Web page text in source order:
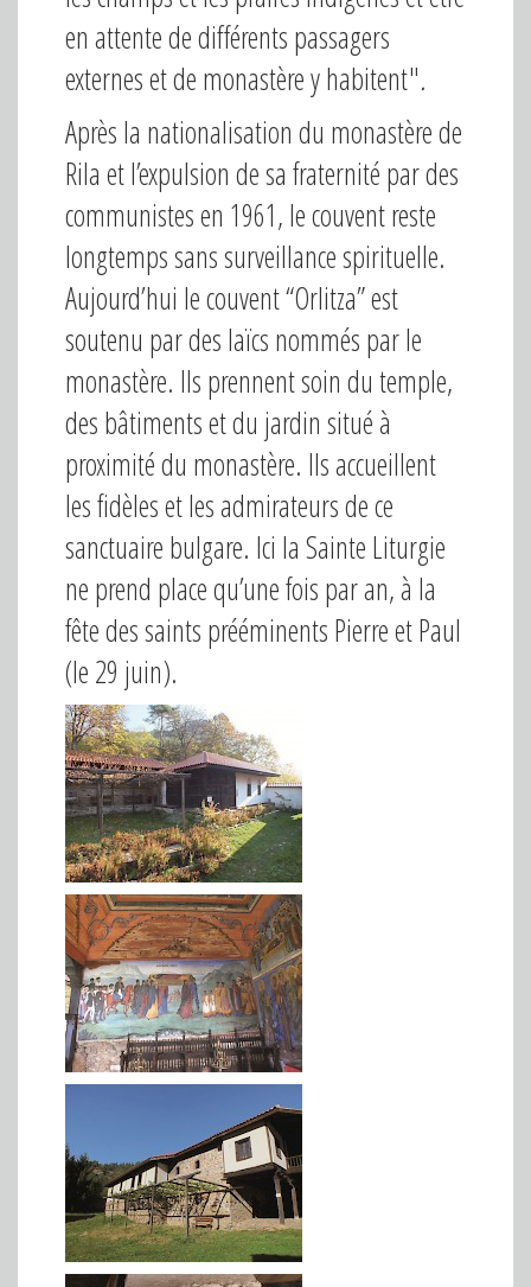
en attente de différents passagers
externes et de monastère y habitent".
Après la nationalisation du monastère de
Rila et l’expulsion de sa fraternité par des
communistes en 1961, le couvent reste
longtemps sans surveillance spirituelle.
Aujourd’hui le couvent “Orlitza” est
soutenu par des laïcs nommés par le
monastère. Ils prennent soin du temple,
des bâtiments et du jardin situé à
proximité du monastère. Ils accueillent
les fidèles et les admirateurs de ce
sanctuaire bulgare. Ici la Sainte Liturgie
ne prend place qu’une fois par an, à la
fête des saints prééminents Pierre et Paul
(le 29 juin).